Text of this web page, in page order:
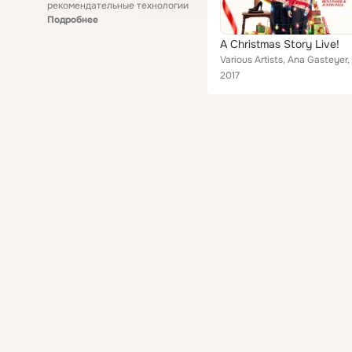
рекомендательные технологии
Подробнее
A Christmas Story Live!
2017